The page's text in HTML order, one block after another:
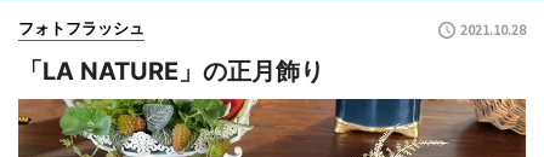
フォトフラッシュ 2021.10.28
「LA NATURE」の正月飾り